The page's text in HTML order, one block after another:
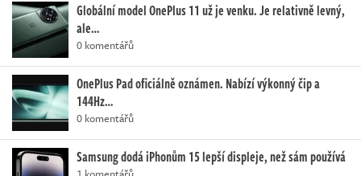
Globální model OnePlus 11 už je venku. Je relativně levný,
ale…
0 komentářů
OnePlus Pad oficiálně oznámen. Nabízí výkonný čip a
144Hz…
0 komentářů
Samsung dodá iPhonům 15 lepší displeje, než sám používá